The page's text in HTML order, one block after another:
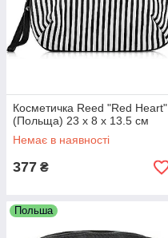
Косметичка Reed "Red Heart"
(Польща) 23 х 8 х 13.5 см
Немає в наявності
377 ₴
Польша